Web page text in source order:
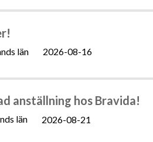
län 2026-08-16
anställning hos Bravida!
län 2026-08-21